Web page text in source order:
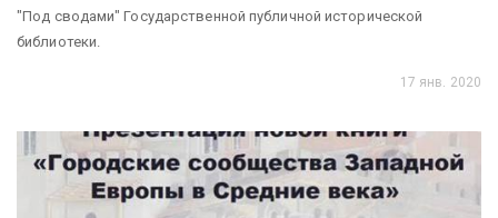
"Под сводами" Государственной публичной исторической
библиотеки.
17 янв. 2020